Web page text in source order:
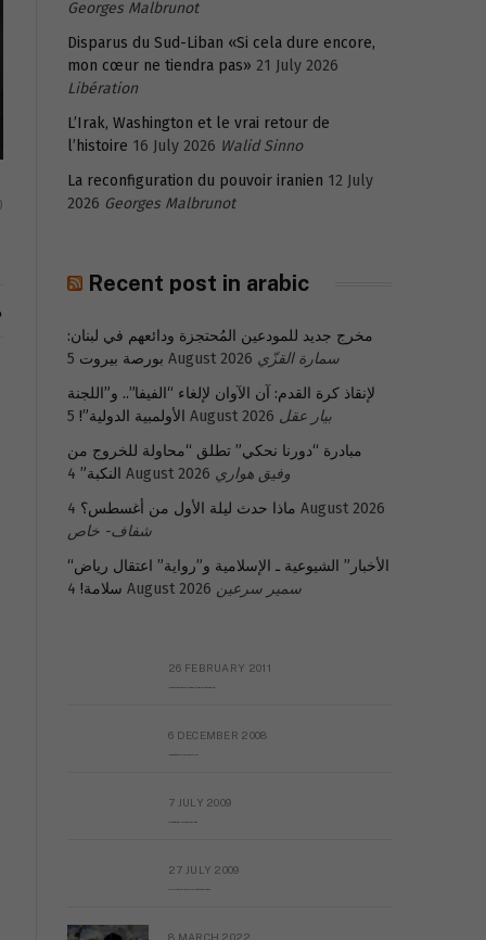
Georges Malbrunot
Disparus du Sud-Liban «Si cela dure encore,
mon cœur ne tiendra pas» 21 July 2026
Libération
L’Irak, Washington et le vrai retour de
l’histoire 16 July 2026 Walid Sinno
La reconfiguration du pouvoir iranien 12 July
2026 Georges Malbrunot
Recent post in arabic
مخرج جديد للمودعين المُحتجزة ودائعهم في لبنان:
بورصة بيروت 5 August 2026 سمارة القزّي
لإنقاذ كرة القدم: آن الآوان لإلغاء “الفيفا”.. و”اللجنة
الأولمبية الدولية”! 5 August 2026 بيار عقل
مبادرة “دورنا نحكي” تطلق “محاولة للخروج من
النكبة” 4 August 2026 وفيق هواري
ماذا حدث ليلة الأول من أغسطس؟ 4 August 2026
شفاف- خاص
“الأخبار” الشيوعية ـ الإسلامية و”رواية” اعتقال رياض
سلامة! 4 August 2026 سمير سرعين
26 FEBRUARY 2011
6 DECEMBER 2008
7 JULY 2009
27 JULY 2009
8 MARCH 2022